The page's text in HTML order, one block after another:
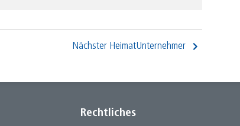
Nächster HeimatUnternehmer
Rechtliches